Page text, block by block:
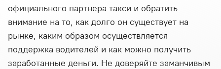
официального партнера такси и обратить
внимание на то, как долго он существует на
рынке, каким образом осуществляется
поддержка водителей и как можно получить
заработанные деньги. Не доверяйте заманчивым